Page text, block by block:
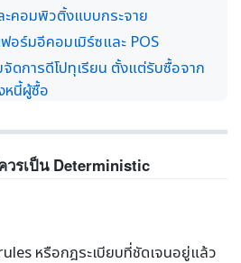
คอมพิวติ้งแบบกระจาย
ร์มอีคอมเมิร์ซและ POS
การดีโปทุเรียน ตั้งแต่รับซื้อจาก
หนี้ผู้ซื้อ
รเป็น Deterministic
หรือกฎระเบียบที่ชัดเจนอยู่แล้ว